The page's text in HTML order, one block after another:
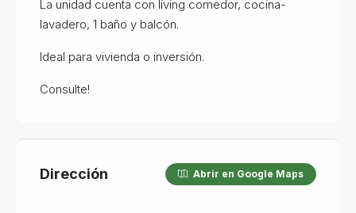
La unidad cuenta con living comedor, cocina-
lavadero, 1 baño y balcón.
Ideal para vivienda o inversión.
Consulte!
Dirección Abrir en Google Maps